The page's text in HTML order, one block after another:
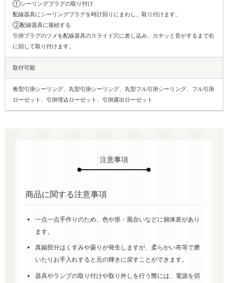
①シーリングプラグの取り付け
配線器具にシーリングプラグを時計回りにまわし、取り付けます。
②配線器具に接続する
引掛プラグのツメを配線器具のスライド穴に差し込み、カチッと音がするまで右
に回して取り付けます。
取付可能
角型引掛シーリング、丸型引掛シーリング、丸型フル引掛シーリング、フル引掛
ローゼット、引掛埋込ローゼット、引掛露出ローゼット
注意事項
商品に関する注意事項
一点一点手作りのため、色や形・風合いなどに個体差があり
ます。
真鍮部分はくすみや曇りが発生しますが、柔らかい布等で磨
いたりお手入れすると元の輝きに戻すことができます。
器具やランプの取り付けや取り外しを行う際には、電源を切